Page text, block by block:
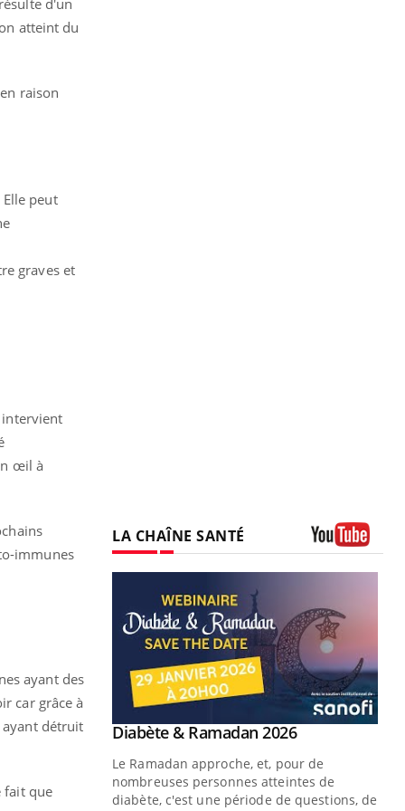
atteint du
raison
peut
graves et
intervient
œil à
immunes
ayant des
car grâce à
détruit
fait que
LA CHAÎNE SANTÉ
Youtube
Diabète & Ramadan 2026Youtube
Le Ramadan approche, et, pour de
nombreuses personnes atteintes de
diabète, c'est une période de questions, de